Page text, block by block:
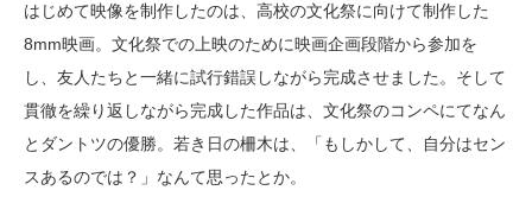
はじめて映像を制作したのは、高校の文化祭に向けて制作した
8mm映画。文化祭での上映のために映画企画段階から参加を
し、友人たちと一緒に試行錯誤しながら完成させました。そして
貫徹を繰り返しながら完成した作品は、文化祭のコンペにてなん
とダントツの優勝。若き日の柵木は、「もしかして、自分はセン
スあるのでは？」なんて思ったとか。